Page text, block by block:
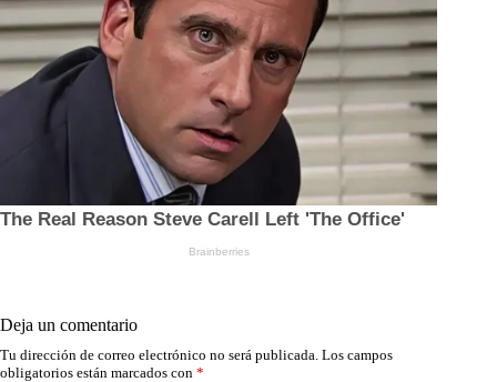
Deja un comentario
Tu dirección de correo electrónico no será publicada. Los campos
obligatorios están marcados con *